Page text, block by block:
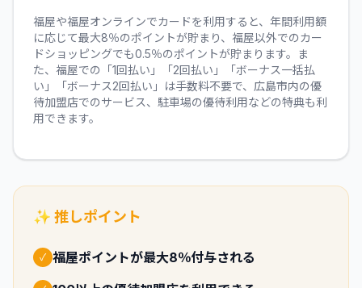
福屋や福屋オンラインでカードを利用すると、年間利用額
に応じて最大8％のポイントが貯まり、福屋以外でのカー
ドショッピングでも0.5％のポイントが貯まります。ま
た、福屋での「1回払い」「2回払い」「ボーナス一括払
い」「ボーナス2回払い」は手数料不要で、広島市内の優
待加盟店でのサービス、駐車場の優待利用などの特典も利
用できます。
✨ 推しポイント
✓ 福屋ポイントが最大8％付与される